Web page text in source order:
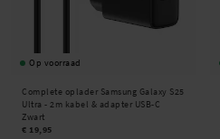
Op voorraad
Complete oplader Samsung Galaxy S25
Ultra - 2m kabel & adapter USB-C
Zwart
€ 19,95